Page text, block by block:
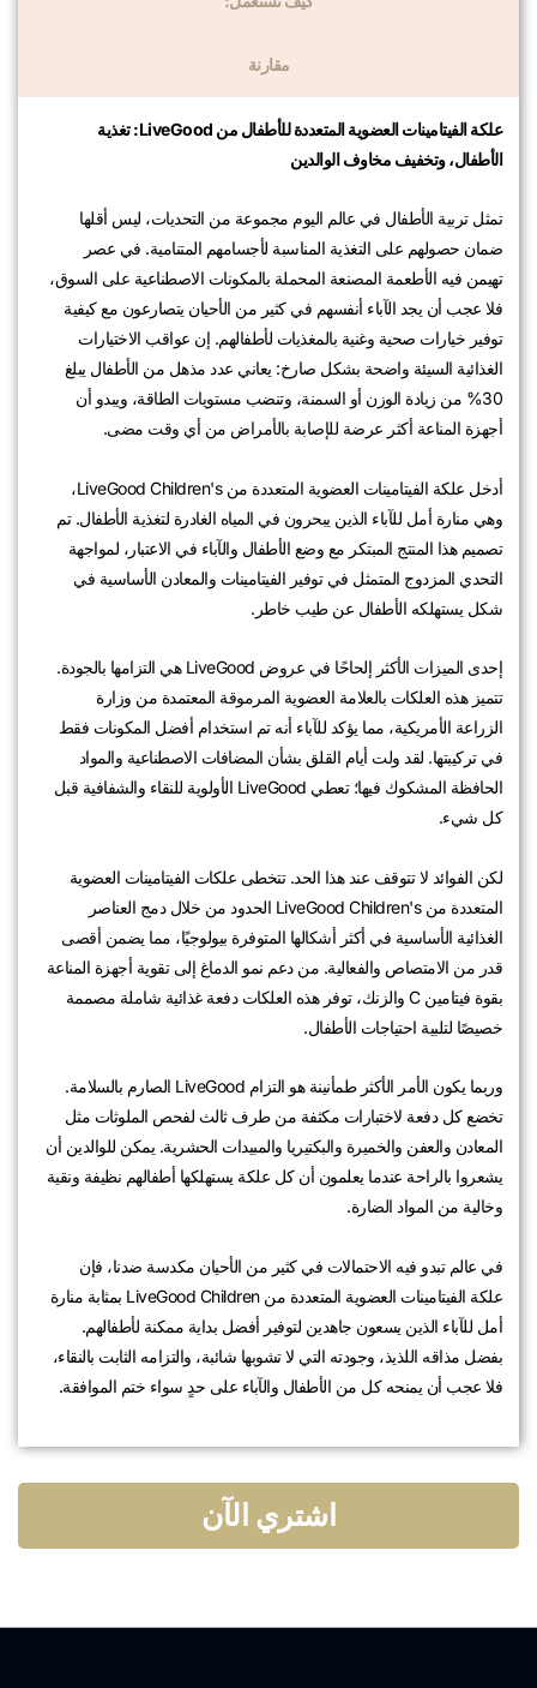
مقارنة
علكة الفيتامينات العضوية المتعددة للأطفال من LiveGood: تغذية
الأطفال، وتخفيف مخاوف الوالدين
تمثل تربية الأطفال في عالم اليوم مجموعة من التحديات، ليس أقلها
ضمان حصولهم على التغذية المناسبة لأجسامهم المتنامية. في عصر
تهيمن فيه الأطعمة المصنعة المحملة بالمكونات الاصطناعية على السوق،
فلا عجب أن يجد الآباء أنفسهم في كثير من الأحيان يتصارعون مع كيفية
توفير خيارات صحية وغنية بالمغذيات لأطفالهم. إن عواقب الاختيارات
الغذائية السيئة واضحة بشكل صارخ: يعاني عدد مذهل من الأطفال يبلغ
30% من زيادة الوزن أو السمنة، وتنضب مستويات الطاقة، ويبدو أن
أجهزة المناعة أكثر عرضة للإصابة بالأمراض من أي وقت مضى.
أدخل علكة الفيتامينات العضوية المتعددة من LiveGood Children's،
وهي منارة أمل للآباء الذين يبحرون في المياه الغادرة لتغذية الأطفال. تم
تصميم هذا المنتج المبتكر مع وضع الأطفال والآباء في الاعتبار، لمواجهة
التحدي المزدوج المتمثل في توفير الفيتامينات والمعادن الأساسية في
شكل يستهلكه الأطفال عن طيب خاطر.
إحدى الميزات الأكثر إلحاحًا في عروض LiveGood هي التزامها بالجودة.
تتميز هذه العلكات بالعلامة العضوية المرموقة المعتمدة من وزارة
الزراعة الأمريكية، مما يؤكد للآباء أنه تم استخدام أفضل المكونات فقط
في تركيبتها. لقد ولت أيام القلق بشأن المضافات الاصطناعية والمواد
الحافظة المشكوك فيها؛ تعطي LiveGood الأولوية للنقاء والشفافية قبل
كل شيء.
لكن الفوائد لا تتوقف عند هذا الحد. تتخطى علكات الفيتامينات العضوية
المتعددة من LiveGood Children's الحدود من خلال دمج العناصر
الغذائية الأساسية في أكثر أشكالها المتوفرة بيولوجيًا، مما يضمن أقصى
قدر من الامتصاص والفعالية. من دعم نمو الدماغ إلى تقوية أجهزة المناعة
بقوة فيتامين C والزنك، توفر هذه العلكات دفعة غذائية شاملة مصممة
خصيصًا لتلبية احتياجات الأطفال.
وربما يكون الأمر الأكثر طمأنينة هو التزام LiveGood الصارم بالسلامة.
تخضع كل دفعة لاختبارات مكثفة من طرف ثالث لفحص الملوثات مثل
المعادن والعفن والخميرة والبكتيريا والمبيدات الحشرية. يمكن للوالدين أن
يشعروا بالراحة عندما يعلمون أن كل علكة يستهلكها أطفالهم نظيفة ونقية
وخالية من المواد الضارة.
في عالم تبدو فيه الاحتمالات في كثير من الأحيان مكدسة ضدنا، فإن
علكة الفيتامينات العضوية المتعددة من LiveGood Children بمثابة منارة
أمل للآباء الذين يسعون جاهدين لتوفير أفضل بداية ممكنة لأطفالهم.
بفضل مذاقه اللذيذ، وجودته التي لا تشوبها شائبة، والتزامه الثابت بالنقاء،
فلا عجب أن يمنحه كل من الأطفال والآباء على حدٍ سواء ختم الموافقة.
اشتري الآن